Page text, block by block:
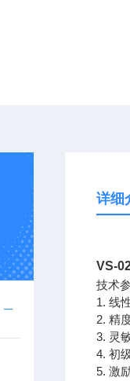
详细
VS-
技术
1. 线
2. 精
3. 灵
4. 初
5. 激